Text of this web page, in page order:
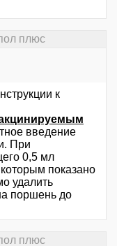
плюс
к
введение
При
0,5 мл
показано
удалить
поршень до
плюс